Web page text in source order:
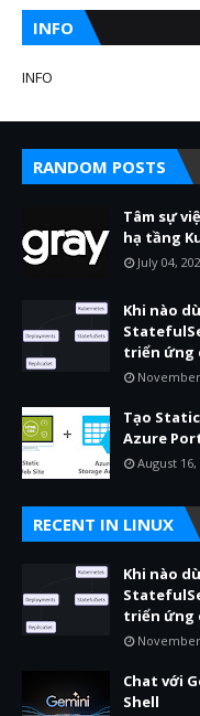
INFO
INFO
RANDOM POSTS
Tâm sự
hạ tầng
July 04,
Khi nào
triển ứng
Tạo
Azure
August 16,
RECENT IN LINUX
Khi nào
triển ứng
Chat với
Shell